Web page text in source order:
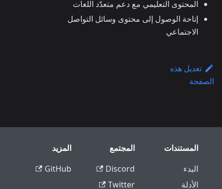
المحتوى التعليمي مع دعم متعدّد اللغات
إتاحة الوصول إلى محتوى وسائل التواصل
الاجتماعي
تعديل هذه
الصفحة
المستندات
البدء
الأدلة
المجتمع
Discord
Twitter
المزيد
GitHub